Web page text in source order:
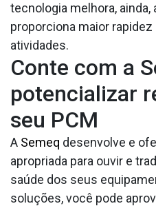
tecnologia melhora,
proporciona maior
atividades.
Conte com a
potencializar
seu PCM
A Semeq desenvolve e
apropriada para ouvir e
saúde dos seus
soluções, você pode